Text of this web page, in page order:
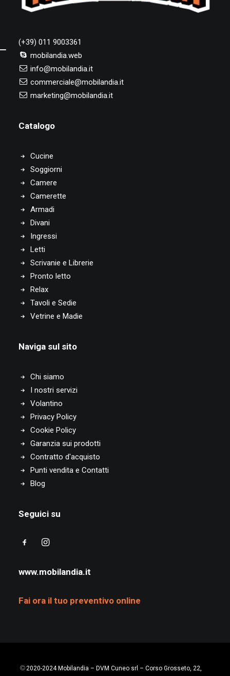
(+39) 011 9003361
mobilandia.web
info@mobilandia.it
commerciale@mobilandia.it
marketing@mobilandia.it
Catalogo
Cucine
Soggiorni
Camere
Camerette
Armadi
Divani
Ingressi
Letti
Scrivanie e Librerie
Pronto letto
Relax
Tavoli e Sedie
Vetrine e Madie
Naviga sul sito
Chi siamo
I nostri servizi
Volantino
Privacy Policy
Cookie Policy
Garanzia sui prodotti
Contratto d'acquisto
Punti vendita e Contatti
Blog
Seguici su
www.mobilandia.it
Fai ora il tuo preventivo online
2020-2024 Mobilandia – DVM Cuneo srl – Corso Grosseto, 22,